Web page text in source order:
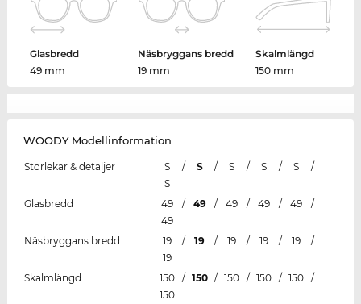
Glasbredd
49 mm
Näsbryggans bredd
19 mm
Skalmlängd
150 mm
WOODY Modellinformation
Storlekar & detaljer S / S / S / S / S
/
S
Glasbredd
49 / 49 / 49 / 49 / 49
/
49
Näsbryggans bredd
19 / 19 / 19 / 19 / 19
/
19
Skalmlängd
150 / 150 / 150 / 150 / 150 /
150